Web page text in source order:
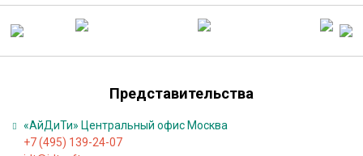
д
е
а
Представительства
«АйДиТи» Центральный офис Москва
+7 (495) 139-24-07